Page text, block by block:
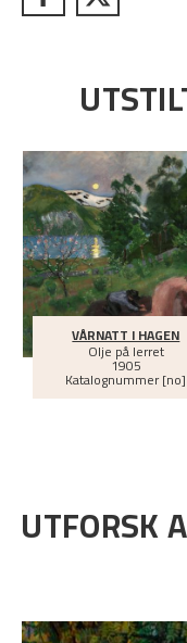
VÅRNATT I HAGEN
Olje på lerret
1905
Katalognummer [no]
UTFORSK